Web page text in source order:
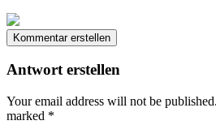
Kommentar erstellen
Antwort erstellen
Your email address will not be published.
marked *